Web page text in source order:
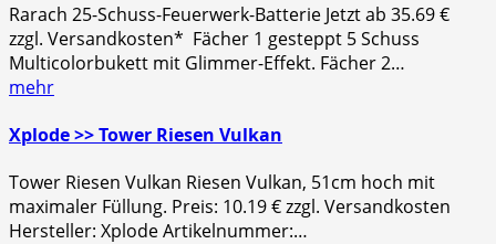
Rarach 25-Schuss-Feuerwerk-Batterie Jetzt ab 35.69 €
zzgl. Versandkosten* Fächer 1 gesteppt 5 Schuss
Multicolorbukett mit Glimmer-Effekt. Fächer 2…
mehr
Xplode >> Tower Riesen Vulkan
Tower Riesen Vulkan Riesen Vulkan, 51cm hoch mit
maximaler Füllung. Preis: 10.19 € zzgl. Versandkosten
Hersteller: Xplode Artikelnummer:…